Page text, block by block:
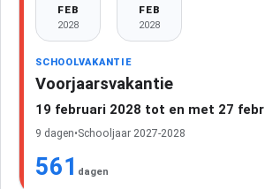
FEB
2028
FEB
2028
SCHOOLVAKANTIE
Voorjaarsvakantie
19 februari 2028 tot en met 27
9 dagen•Schooljaar 2027-2028
561 dagen